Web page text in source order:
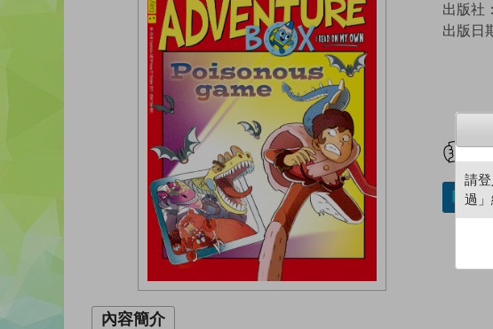
出版社：
出版日
內容簡介
請
過」